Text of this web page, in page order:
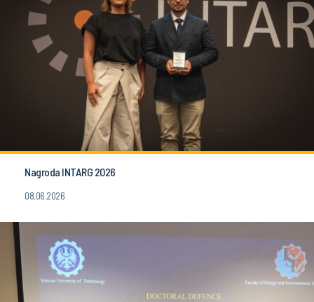
Nagroda INTARG 2026
08.06.2026